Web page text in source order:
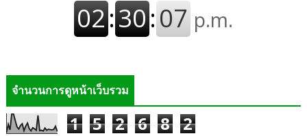
จำนวนการดูหน้าเว็บรวม
1 5 2 6 8 2